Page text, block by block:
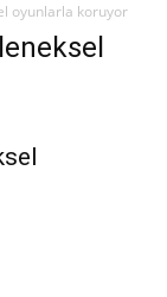
oyunlarla koruyor